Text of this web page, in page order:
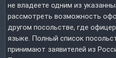
не владеете одним из
рассмотреть возможность
другом посольстве, где
языке. Полный список
принимают заявителей из